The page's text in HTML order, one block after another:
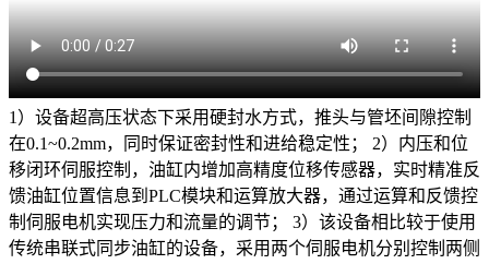
1）设备超高压状态下采用硬封水方式，推头与管坯间隙控制
在0.1~0.2mm，同时保证密封性和进给稳定性； 2）内压和位
移闭环伺服控制，油缸内增加高精度位移传感器，实时精准反
馈油缸位置信息到PLC模块和运算放大器，通过运算和反馈控
制伺服电机实现压力和流量的调节； 3）该设备相比较于使用
传统串联式同步油缸的设备，采用两个伺服电机分别控制两侧